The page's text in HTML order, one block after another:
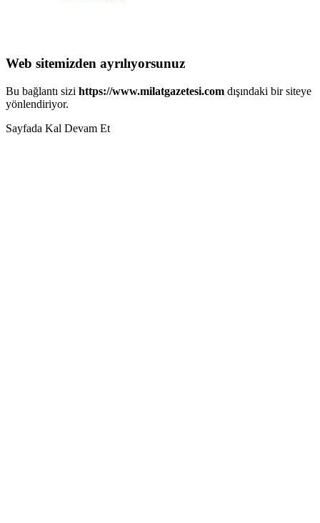
Web sitemizden ayrılıyorsunuz
Bu bağlantı sizi https://www.milatgazetesi.com dışındaki bir siteye
yönlendiriyor.
Sayfada Kal Devam Et